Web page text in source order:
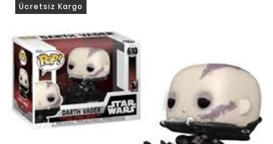
Ücretsiz Kargo